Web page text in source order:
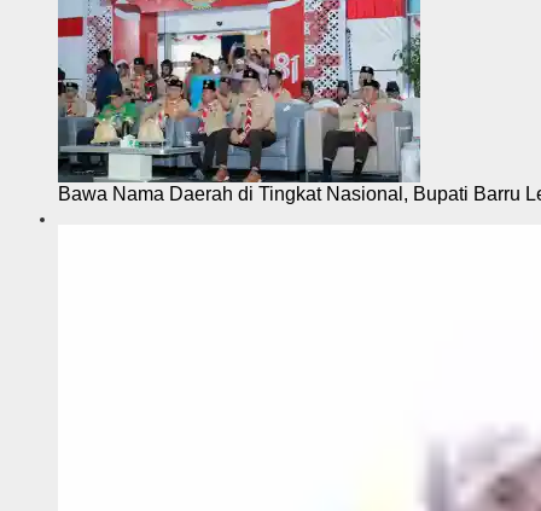
Bawa Nama Daerah di Tingkat Nasional, Bupati Barru